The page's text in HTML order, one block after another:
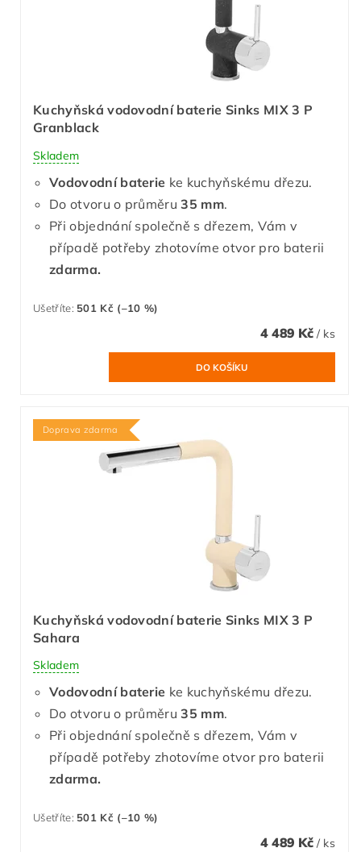
Kuchyňská vodovodní baterie Sinks MIX 3 P
Granblack
Skladem
Vodovodní baterie ke kuchyňskému dřezu.
Do otvoru o průměru35 mm.
Při objednání společně s dřezem, Vám v
případě potřeby zhotovíme otvor pro baterii
zdarma.
Ušetříte: 501 Kč (–10 %)
4 489 Kč / ks
Doprava zdarma
Kuchyňská vodovodní baterie Sinks MIX 3 P
Sahara
Skladem
Vodovodní baterie ke kuchyňskému dřezu.
Do otvoru o průměru35 mm.
Při objednání společně s dřezem, Vám v
případě potřeby zhotovíme otvor pro baterii
zdarma.
Ušetříte: 501 Kč (–10 %)
4 489 Kč / ks